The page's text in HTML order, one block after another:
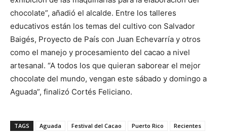
chocolate”, añadió el alcalde. Entre los talleres
educativos están los temas del cultivo con Salvador
Baigés, Proyecto de País con Juan Echevarría y otros
como el manejo y procesamiento del cacao a nivel
artesanal. “A todos los que quieran saborear el mejor
chocolate del mundo, vengan este sábado y domingo a
Aguada”, finalizó Cortés Feliciano.
TAGS Aguada Festival del Cacao Puerto Rico Recientes